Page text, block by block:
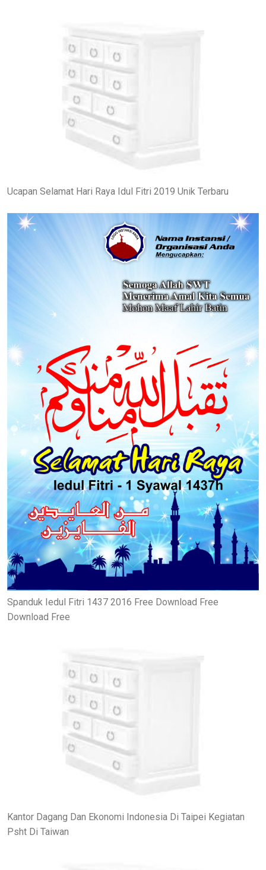
Ucapan Selamat Hari Raya Idul Fitri 2019 Unik Terbaru
Spanduk Iedul Fitri 1437 2016 Free Download Free
Download Free
Kantor Dagang Dan Ekonomi Indonesia Di Taipei Kegiatan
Psht Di Taiwan